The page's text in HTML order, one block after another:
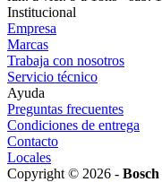
Institucional
Empresa
Marcas
Trabaja con nosotros
Servicio técnico
Ayuda
Preguntas frecuentes
Condiciones de entrega
Contacto
Locales
Copyright © 2026 -